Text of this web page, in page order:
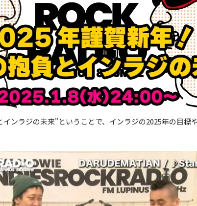
ンラジの未来"ということで、インラジの2025年の目標